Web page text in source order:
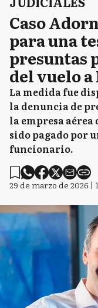
Caso
para una
presuntas
del vuelo a
La medida fue
la denuncia de
la empresa
sido pagado por
funcionario.
29 de marzo de 2026 |